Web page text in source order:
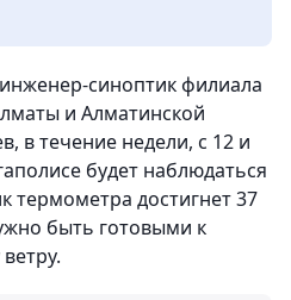
синоптик филиала
и Алматинской
в течение недели, с 12 и
будет наблюдаться
термометра достигнет 37
быть готовыми к